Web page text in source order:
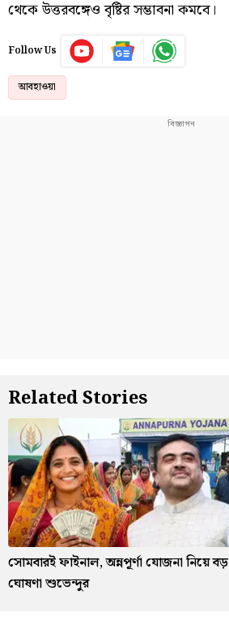
থেকে উত্তরবঙ্গেও বৃষ্টির সম্ভাবনা কমবে।
Follow Us
আবহাওয়া
Related Stories
সোমবারই ফাইনাল, অন্নপূর্ণা যোজনা নিয়ে বড়
ঘোষণা শুভেন্দুর